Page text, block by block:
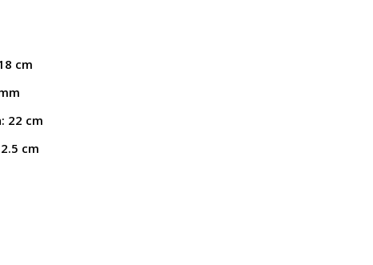
cm
22 cm
cm